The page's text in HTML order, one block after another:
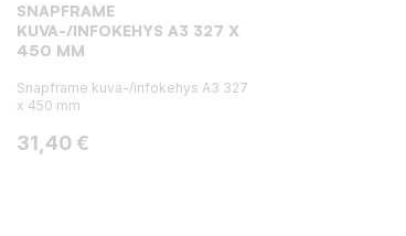
SNAPFRAME
KUVA-/INFOKEHYS A3 327 X
450 MM
Snapframe kuva-/infokehys A3 327
x 450 mm
Hinta
31,40 €